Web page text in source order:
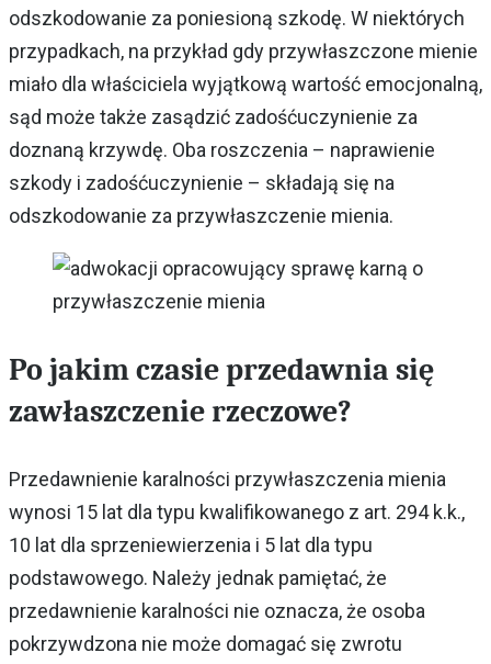
odszkodowanie za poniesioną szkodę. W niektórych
przypadkach, na przykład gdy przywłaszczone mienie
miało dla właściciela wyjątkową wartość emocjonalną,
sąd może także zasądzić zadośćuczynienie za
doznaną krzywdę. Oba roszczenia – naprawienie
szkody i zadośćuczynienie – składają się na
odszkodowanie za przywłaszczenie mienia.
Po jakim czasie przedawnia się
zawłaszczenie rzeczowe?
Przedawnienie karalności przywłaszczenia mienia
wynosi 15 lat dla typu kwalifikowanego z art. 294 k.k.,
10 lat dla sprzeniewierzenia i 5 lat dla typu
podstawowego. Należy jednak pamiętać, że
przedawnienie karalności nie oznacza, że osoba
pokrzywdzona nie może domagać się zwrotu